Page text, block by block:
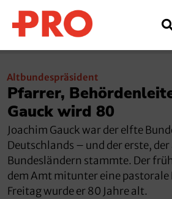
Altbundespräsident
Pfarrer,
Gauck wird 80
Joachim Gauck war der elfte
Deutschlands – und der erste, der
Bundesländern stammte. Der
dem Amt mitunter eine pastorale
Freitag wurde er 80 Jahre alt.